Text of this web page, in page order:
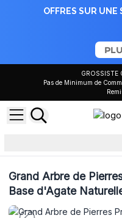
OFFRES SUR UNE
GROSSISTE
Pas de Minimum de
Arbre de Pierres Précieuses
Grand Arbre de
Base d'Agate